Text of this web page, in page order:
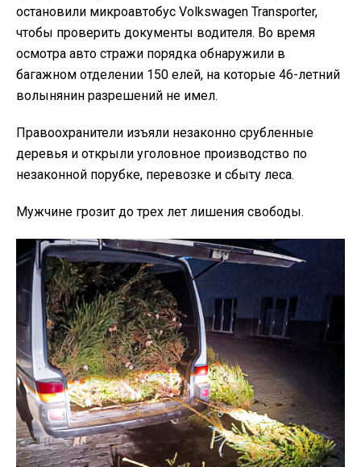
остановили микроавтобус Volkswagen Transporter,
чтобы проверить документы водителя. Во время
осмотра авто стражи порядка обнаружили в
багажном отделении 150 елей, на которые 46-летний
волынянин разрешений не имел.
Правоохранители изъяли незаконно срубленные
деревья и открыли уголовное производство по
незаконной порубке, перевозке и сбыту леса.
Мужчине грозит до трех лет лишения свободы.